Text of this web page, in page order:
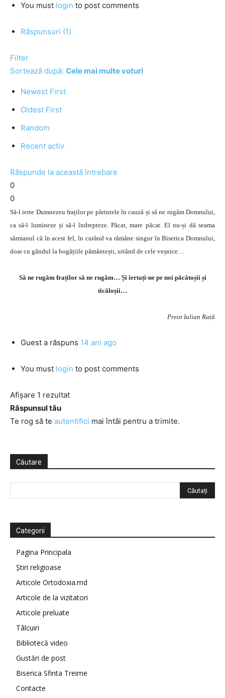
You must login to post comments
Răspunsuri (1)
Filter
Sortează după: Cele mai multe voturi
Newest First
Oldest First
Random
Recent activ
Răspunde la această întrebare
0
0
Să-l ierte Dumnezeu fraților pe părintele în cauză și să ne rugăm Domnului,
ca să-l lumineze și să-l îndrepteze. Păcat, mare păcat. El nu-și dă seama
sărmanul că în acest fel, în curând va rămâne singur în Biserica Domnului,
doar cu gândul la bogățiile pământești, uitând de cele veșnice…
Să ne rugăm fraților să ne rugăm… Și iertați-ne pe noi păcătoșii și
ticăloșii…
Preot Iulian Rață
Guest a răspuns 14 ani ago
You must login to post comments
Afișare 1 rezultat
Răspunsul tău
Te rog să te autentifici mai întâi pentru a trimite.
Căutare
Categorii
Pagina Principala
Știri religioase
Articole Ortodoxia.md
Articole de la vizitatori
Articole preluate
Tâlcuiri
Bibliotecă video
Gustări de post
Biserica Sfinta Treime
Contacte